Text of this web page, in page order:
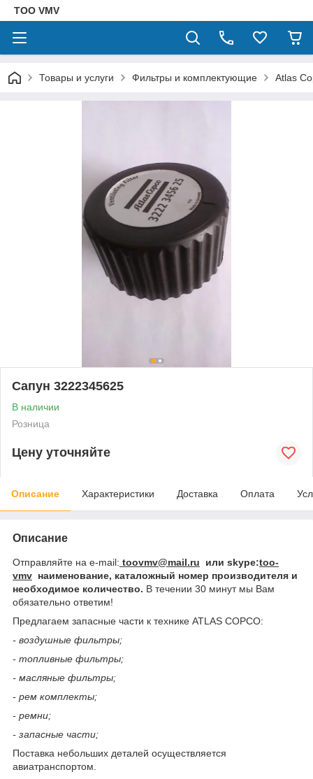
ТОО VMV
Товары и услуги Фильтры и комплектующие Atlas
Сапун 3222345625
В наличии
Розница
Цену уточняйте
Описание Характеристики Доставка Оплата
Описание
Отправляйте на e-mail: toovmv@mail.ru или skype:too-
vmv наименование, каталожный номер производителя и
необходимое количество. В течении 30 минут мы Вам
обязательно ответим!
Предлагаем запасные части к технике ATLAS COPCO:
- воздушные фильтры;
- топливные фильтры;
- масляные фильтры;
- рем комплекты;
- ремни;
- запасные части;
Поставка небольших деталей осуществляется
авиатранспортом.